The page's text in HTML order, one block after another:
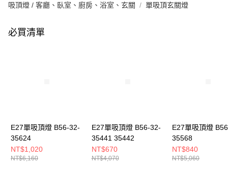
吸頂燈 / 客廳、臥室、廚房、浴室、玄關 單吸頂玄關燈
必買清單
E27單吸頂燈 B56-32-
35624
NT$1,020
NT$6,160
E27單吸頂燈 B56-32-
35441 35442
NT$670
NT$4,070
E27單吸頂燈
35568
NT$840
NT$5,060